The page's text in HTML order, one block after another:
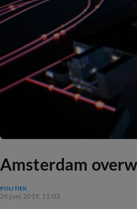
Amsterdam
POLITIEK
24 juni 2019, 11:03